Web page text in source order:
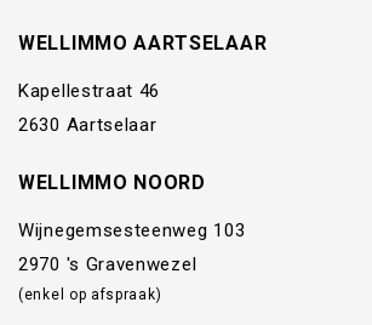
WELLIMMO AARTSELAAR
Kapellestraat 46
2630 Aartselaar
WELLIMMO NOORD
Wijnegemsesteenweg 103
2970 's Gravenwezel
(enkel op afspraak)